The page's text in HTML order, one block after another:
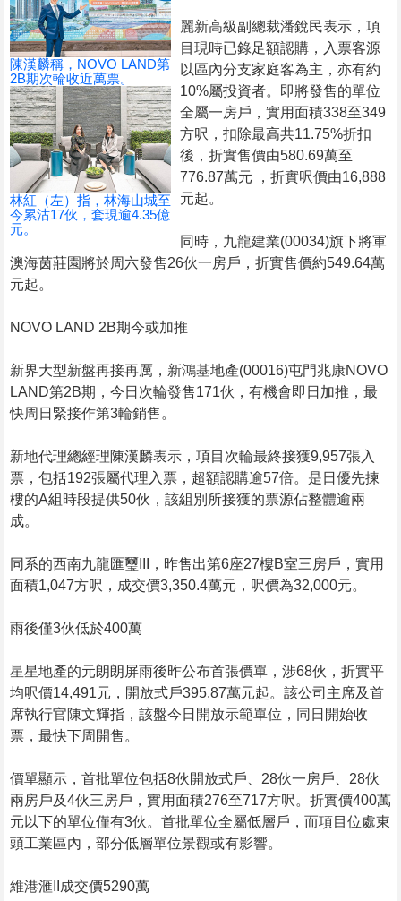
我
們
陳漢麟稱，NOVO LAND第
2B期次輪收近萬票。
林紅（左）指，林海山城至
今累沽17伙，套現逾4.35億
元。
麗新高級副總裁潘銳民表示，項
目現時已錄足額認購，入票客源
以區內分支家庭客為主，亦有約
10%屬投資者。即將發售的單位
全屬一房戶，實用面積338至349
方呎，扣除最高共11.75%折扣
後，折實售價由580.69萬至
776.87萬元 ，折實呎價由16,888
元起。
同時，九龍建業(00034)旗下將軍
澳海茵莊園將於周六發售26伙一房戶，折實售價約549.64萬
元起。
NOVO LAND 2B期今或加推
新界大型新盤再接再厲，新鴻基地產(00016)屯門兆康NOVO
LAND第2B期，今日次輪發售171伙，有機會即日加推，最
快周日緊接作第3輪銷售。
新地代理總經理陳漢麟表示，項目次輪最終接獲9,957張入
票，包括192張屬代理入票，超額認購逾57倍。是日優先揀
樓的A組時段提供50伙，該組別所接獲的票源佔整體逾兩
成。
同系的西南九龍匯璽III，昨售出第6座27樓B室三房戶，實用
面積1,047方呎，成交價3,350.4萬元，呎價為32,000元。
雨後僅3伙低於400萬
星星地產的元朗朗屏雨後昨公布首張價單，涉68伙，折實平
均呎價14,491元，開放式戶395.87萬元起。該公司主席及首
席執行官陳文輝指，該盤今日開放示範單位，同日開始收
票，最快下周開售。
價單顯示，首批單位包括8伙開放式戶、28伙一房戶、28伙
兩房戶及4伙三房戶，實用面積276至717方呎。折實價400萬
元以下的單位僅有3伙。首批單位全屬低層戶，而項目位處東
頭工業區內，部分低層單位景觀或有影響。
維港滙II成交價5290萬